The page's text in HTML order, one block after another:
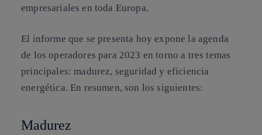
empresariales en toda Europa.
El informe que se presenta hoy expone la agenda
de los operadores para 2023 en torno a tres temas
principales: madurez, seguridad y eficiencia
energética. En resumen, son los siguientes:
Madurez